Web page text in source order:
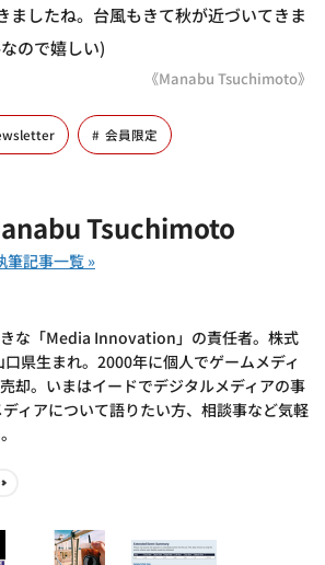
ましたね。台風もきて秋が近づいてきま
ので嬉しい)
《Manabu Tsuchimoto》
会員限定
Tsuchimoto
な「Media Innovation」の責任者。株式
県生まれ。2000年に個人でゲームメディ
却。いまはイードでデジタルメディアの事
ィアについて語りたい方、相談事など気軽